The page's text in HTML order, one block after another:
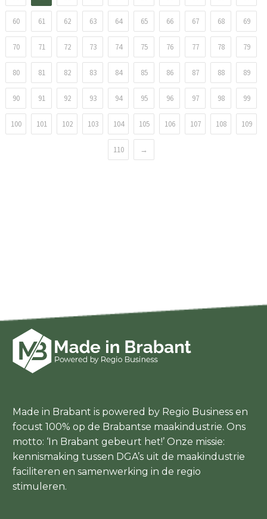
60 61 62 63 64 65 66 67 68 69
70 71 72 73 74 75 76 77 78 79
80 81 82 83 84 85 86 87 88 89
90 91 92 93 94 95 96 97 98 99
100 101 102 103 104 105 106 107 108 109
110 →
Made in Brabant is powered by Regio Business en
focust 100% op de Brabantse maakindustrie. Ons
motto: ‘In Brabant gebeurt het!’ Onze missie:
kennismaking tussen DGA’s uit de maakindustrie
faciliteren en samenwerking in de regio
stimuleren.